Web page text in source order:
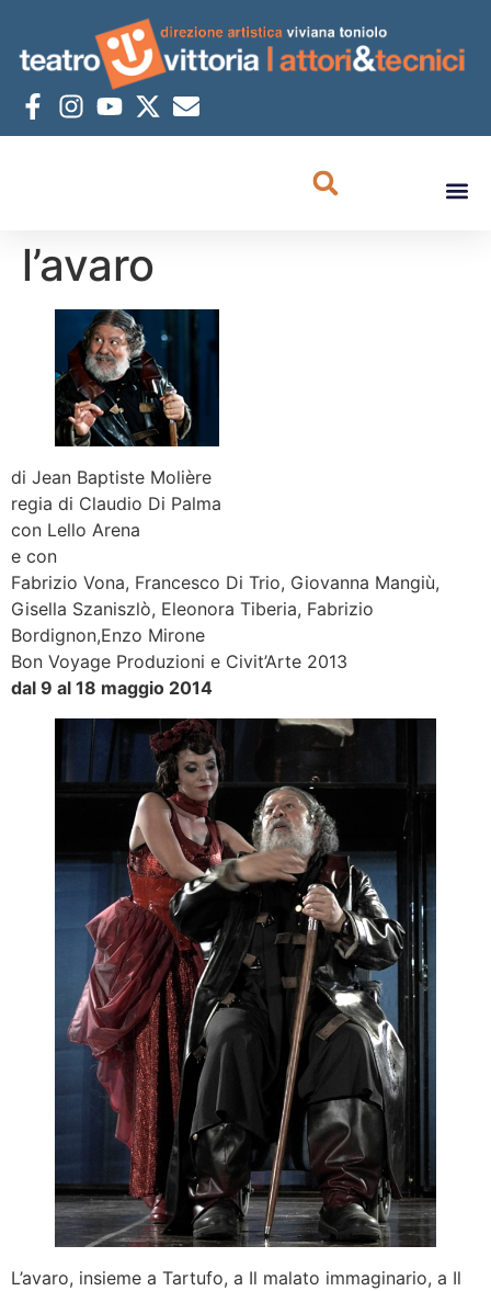
l’avaro
di Jean Baptiste Molière
regia di Claudio Di Palma
con Lello Arena
e con
Fabrizio Vona, Francesco Di Trio, Giovanna Mangiù,
Gisella Szaniszlò, Eleonora Tiberia, Fabrizio
Bordignon,Enzo Mirone
Bon Voyage Produzioni e Civit’Arte 2013
dal 9 al 18 maggio 2014
L’avaro, insieme a Tartufo, a Il malato immaginario, a Il